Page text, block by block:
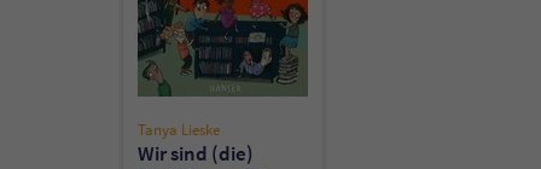
Tanya Lieske
Wir sind (die)